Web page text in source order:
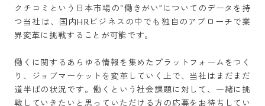
クチコミという日本市場の“働きがい”についてのデータを持
つ当社は、国内HRビジネスの中でも独自のアプローチで業
界変革に挑戦することが可能です。
働くに関するあらゆる情報を集めたプラットフォームをつく
り、ジョブマーケットを変革していく上で、当社はまだまだ
道半ばの状況です。働くという社会課題に対して、一緒に挑
戦していきたいと思っていただける方の応募をお待ちしてい